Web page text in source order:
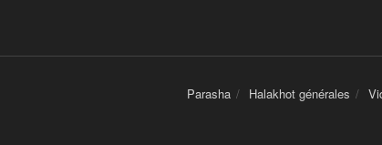
Parasha Halakhot générales